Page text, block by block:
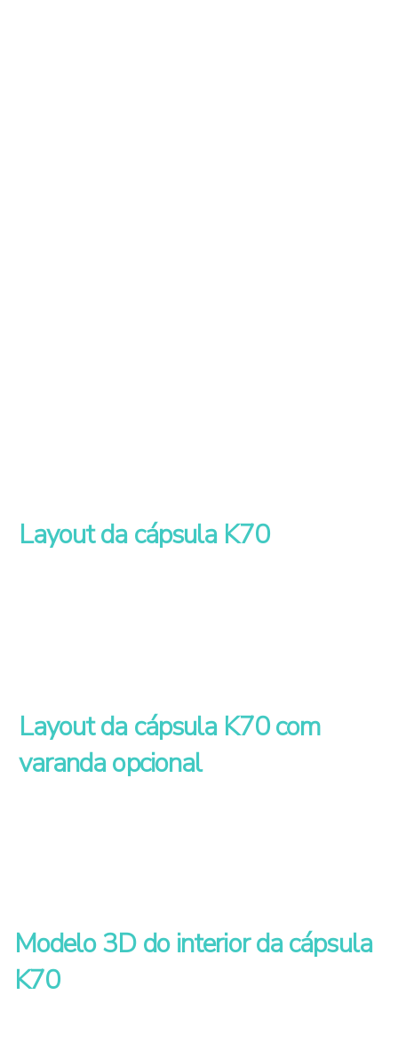
Layout da cápsula K70
Layout da cápsula K70 com
varanda opcional
Modelo 3D do interior da cápsula
K70